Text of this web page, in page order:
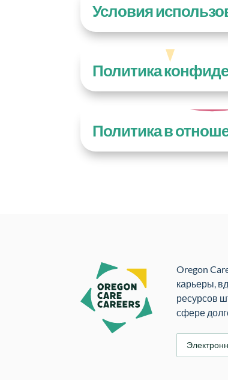
Условия
Политика
Политика в
Oregon
карьеры,
ресурсов
сфере